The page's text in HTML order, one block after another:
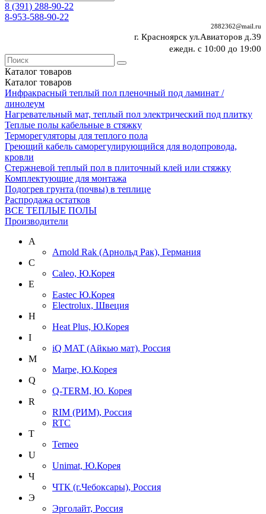
8 (391) 288-90-22
8-953-588-90-22
2882362@mail.ru
г. Красноярск ул.Авиаторов д.39
ежедн. с 10:00 до 19:00
Каталог товаров
Каталог товаров
Инфракрасный теплый пол пленочный под ламинат /
линолеум
Нагревательный мат, теплый пол электрический под плитку
Теплые полы кабельные в стяжку
Терморегуляторы для теплого пола
Греющий кабель саморегулирующийся для водопровода,
кровли
Cтержневой теплый пол в плиточный клей или стяжку
Комплектующие для монтажа
Подогрев грунта (почвы) в теплице
Распродажа остатков
ВСЕ ТЕПЛЫЕ ПОЛЫ
Производители
A
Arnold Rak (Арнольд Рак), Германия
C
Caleo, Ю.Корея
E
Eastec Ю.Корея
Electrolux, Швеция
H
Heat Plus, Ю.Корея
I
iQ MAT (Айкью мат), Россия
M
Marpe, Ю.Корея
Q
Q-TERM, Ю. Корея
R
RIM (РИМ), Россия
RTC
T
Terneo
U
Unimat, Ю.Корея
Ч
ЧТК (г.Чебоксары), Россия
Э
Эрголайт, Россия